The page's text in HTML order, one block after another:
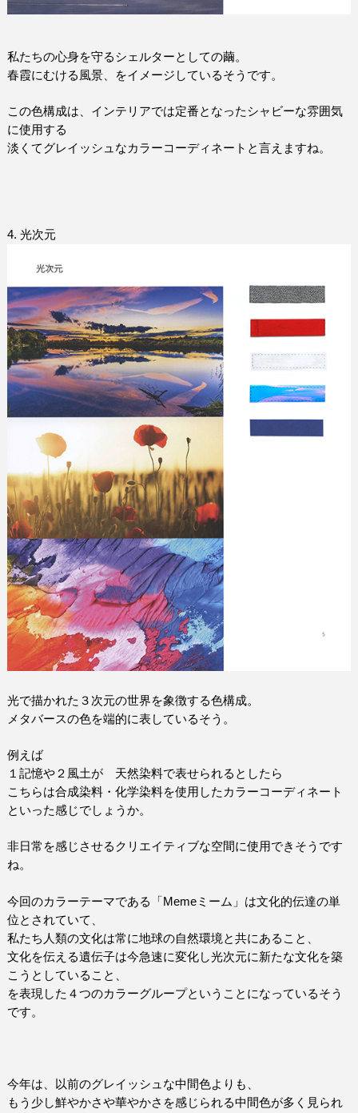
私たちの心身を守るシェルターとしての繭。
春霞にむける風景、をイメージしているそうです。
この色構成は、インテリアでは定番となったシャビーな雰囲気
に使用する
淡くてグレイッシュなカラーコーディネートと言えますね。
4. 光次元
光で描かれた３次元の世界を象徴する色構成。
メタバースの色を端的に表しているそう。
例えば
１記憶や２風土が 天然染料で表せられるとしたら
こちらは合成染料・化学染料を使用したカラーコーディネート
といった感じでしょうか。
非日常を感じさせるクリエイティブな空間に使用できそうです
ね。
今回のカラーテーマである「 Memeミーム」は文化的伝達の単
位とされていて、
私たち人類の文化は常に地球の自然環境と共にあること、
文化を伝える遺伝子は今急速に変化し光次元に新たな文化を築
こうとしていること、
を表現した４つのカラーグループということになっているそう
です。
今年は、以前のグレイッシュな中間色よりも、
もう少し鮮やかさや華やかさを感じられる中間色が多く見られ